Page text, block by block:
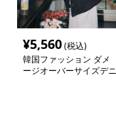
¥5,560(税込)
韓国ファッション ダメ
ージオーバーサイズデニ